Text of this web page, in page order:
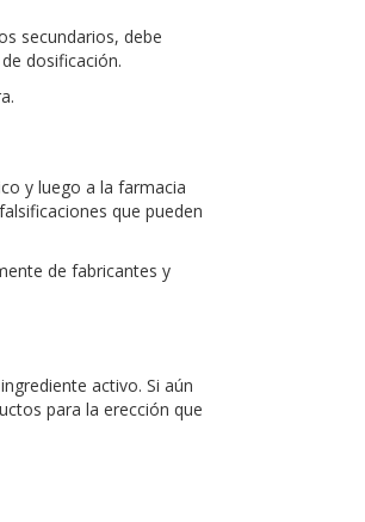
secundarios, debe
dosificación.
y luego a la farmacia
que pueden
de fabricantes y
activo. Si aún
para la erección que